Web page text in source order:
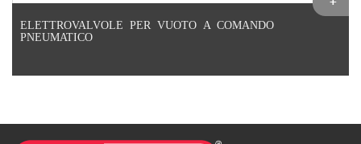
ELETTROVALVOLE PER VUOTO A COMANDO
PNEUMATICO